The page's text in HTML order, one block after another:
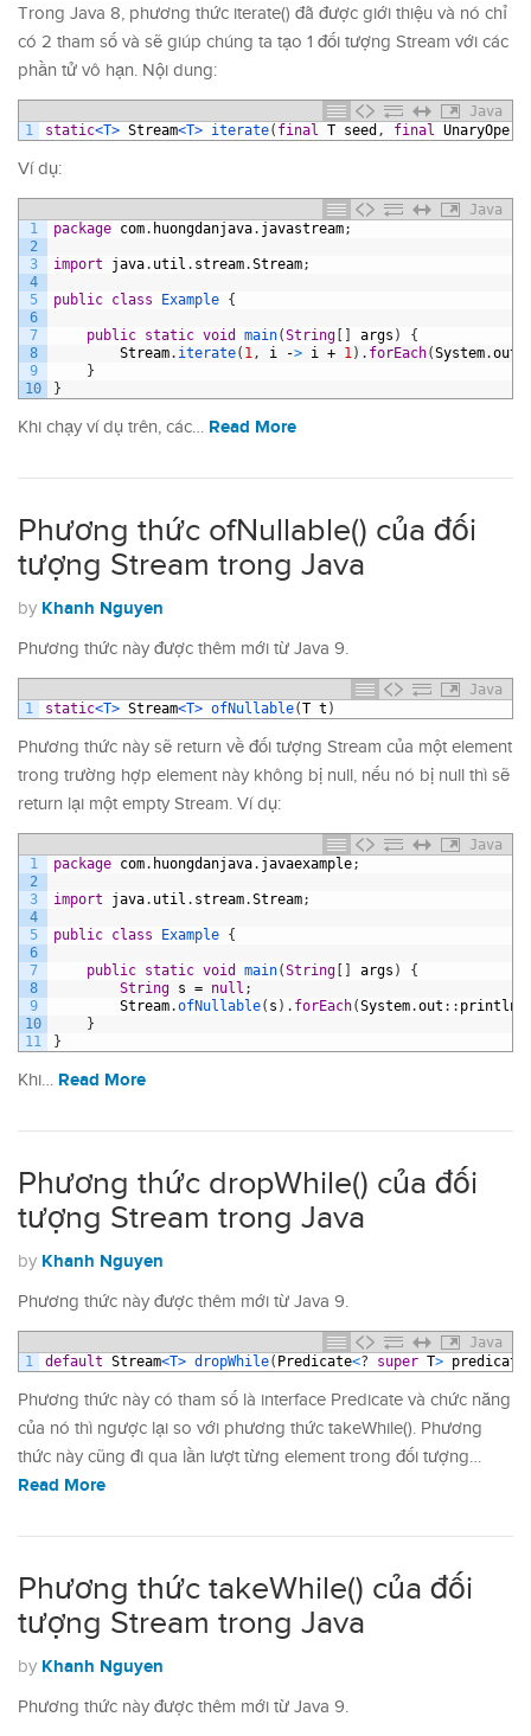
Trong Java 8, phương thức iterate() đã được giới thiệu và nó chỉ
có 2 tham số và sẽ giúp chúng ta tạo 1 đối tượng Stream với các
phần tử vô hạn. Nội dung:
Java
1
static<T> Stream<T> iterate( final T seed , final
Ví dụ:
Java
1
2
3
4
5
6
7
8
9
10
package com. huongdanjava. javastream;
import java. util . stream.Stream;
public class Example {
public static void main(String [ ] args )
{
Stream. iterate( 1 , i -> i + 1 ) . forEach(System.out
}
}
Khi chạy ví dụ trên, các… Read More
Phương thức ofNullable() của đối
tượng Stream trong Java
by Khanh Nguyen
Phương thức này được thêm mới từ Java 9.
Java
1
static<T> Stream<T> ofNullable(T t )
Phương thức này sẽ return về đối tượng Stream của một element
trong trường hợp element này không bị null, nếu nó bị null thì sẽ
return lại một empty Stream. Ví dụ:
Java
1
2
3
4
5
6
7
8
9
10
11
package com. huongdanjava. javaexample;
import java. util . stream.Stream;
public class Example {
public static void main(String [ ] args )
{
String s = null ;
Stream.ofNullable( s ) . forEach(System.out : : println
}
}
Khi… Read More
Phương thức dropWhile() của đối
tượng Stream trong Java
by Khanh Nguyen
Phương thức này được thêm mới từ Java 9.
Java
1
default Stream<T> dropWhile( Predicate<? super T> predicate
Phương thức này có tham số là interface Predicate và chức năng
của nó thì ngược lại so với phương thức takeWhile(). Phương
thức này cũng đi qua lần lượt từng element trong đối tượng…
Read More
Phương thức takeWhile() của đối
tượng Stream trong Java
by Khanh Nguyen
Phương thức này được thêm mới từ Java 9.